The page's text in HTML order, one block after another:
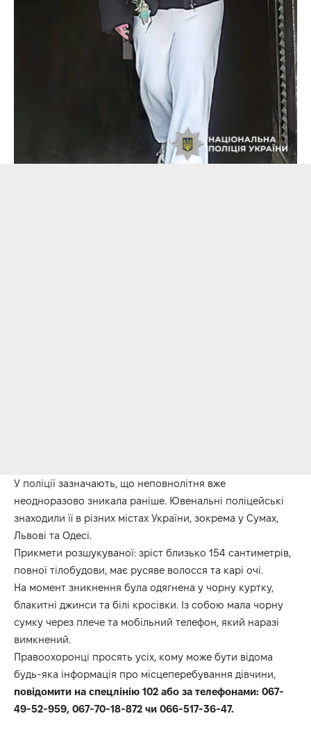
У поліції зазначають, що неповнолітня вже
неодноразово зникала раніше. Ювенальні поліцейські
знаходили її в різних містах України, зокрема у Сумах,
Львові та Одесі.
Прикмети розшукуваної: зріст близько 154 сантиметрів,
повної тілобудови, має русяве волосся та карі очі.
На момент зникнення була одягнена у чорну куртку,
блакитні джинси та білі кросівки. Із собою мала чорну
сумку через плече та мобільний телефон, який наразі
вимкнений.
Правоохоронці просять усіх, кому може бути відома
будь-яка інформація про місцеперебування дівчини,
повідомити на спецлінію 102 або за телефонами: 067-
49-52-959, 067-70-18-872 чи 066-517-36-47.